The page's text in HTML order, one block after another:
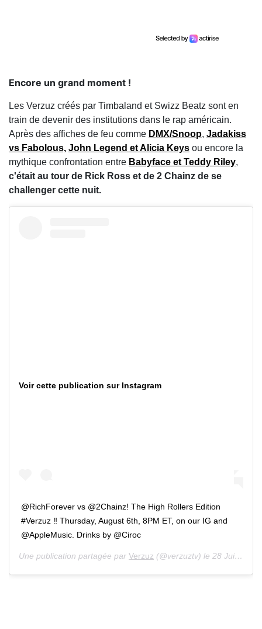
Encore un grand moment !
Les Verzuz créés par Timbaland et Swizz Beatz sont en
train de devenir des institutions dans le rap américain.
Après des affiches de feu comme DMX/Snoop, Jadakiss
vs Fabolous, John Legend et Alicia Keys ou encore la
mythique confrontation entre Babyface et Teddy Riley,
c'était au tour de Rick Ross et de 2 Chainz de se
challenger cette nuit.
Voir cette publication sur Instagram
@RichForever vs @2Chainz! The High Rollers Edition
#Verzuz ‼️ Thursday, August 6th, 8PM ET, on our IG and
@AppleMusic. Drinks by @Ciroc
Une publication partagée par Verzuz (@verzuztv) le 28 Juil. 2020 à 11 :40 PDT